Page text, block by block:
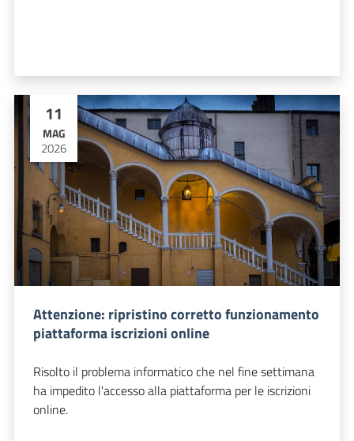
11
MAG
2026
Attenzione: ripristino corretto funzionamento
piattaforma iscrizioni online
Risolto il problema informatico che nel fine settimana
ha impedito l'accesso alla piattaforma per le iscrizioni
online.